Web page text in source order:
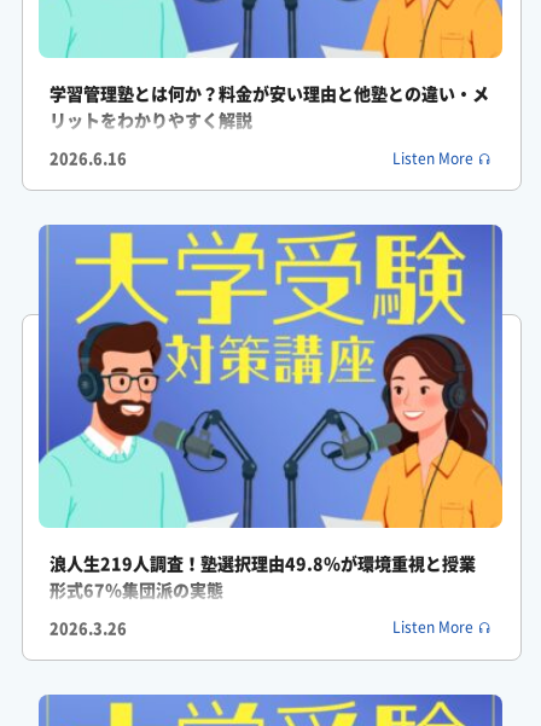
ふみか: はい、確かに頭回らなくなります。
がくしん: それに学校とか塾にいれば、周りが勉強しているのを
見て自分もやらなきゃっていう同調効果が働くじゃないですか。
がくしん: でも一人っきりで机に向かっているとそのストッパー
が外れちゃうんです。
ふみか: あーすごくわかります。
ふみか: 周りの目がないとついスマホ見ちゃったりして歯止めが
きかなくなるんですよね。
がくしん: そうなんですよ。
ふみか: 単なる甘えじゃなくて環境と心身のSOSだったんですね。
ふみか: でもだとしたらもうガチガチに計画を立ててそれに無理
やり従えばいいんじゃないかなって思うんですけど。
ふみか: 実際3位が計画通りに進まないで9.3%、4位が効果的な勉
学習管理塾とは何か？料金が安い理由と他塾との違い・メ
リットをわかりやすく解説
2026.6.16 Listen More
浪人生219人調査！塾選択理由49.8％が環境重視と授業
形式67％集団派の実態
2026.3.26 Listen More